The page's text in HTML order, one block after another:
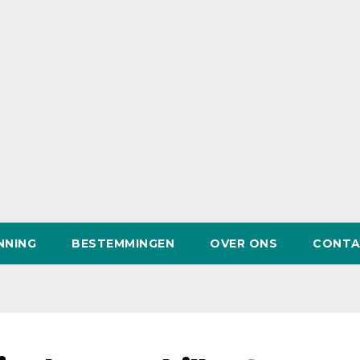
BESTEMMINGEN OVER ONS